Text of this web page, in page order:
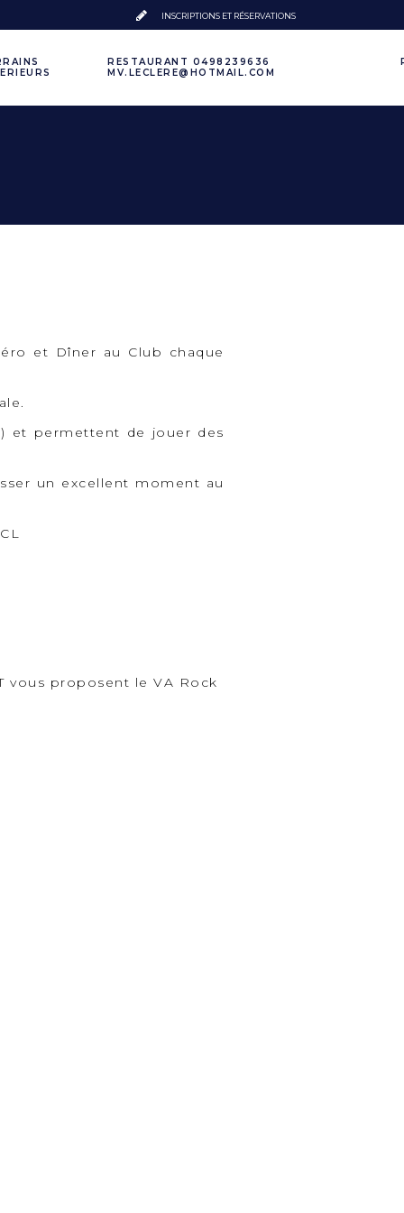
INSCRIPTIONS ET RÉSERVATIONS
RESTAURANT 0498239636
MV.LECLERE@HOTMAIL.COM
et Dîner au Club chaque
et permettent de jouer des
un excellent moment au
vous proposent le VA Rock